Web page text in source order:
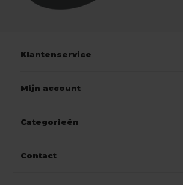
Klantenservice
Mijn account
Categorieën
Contact